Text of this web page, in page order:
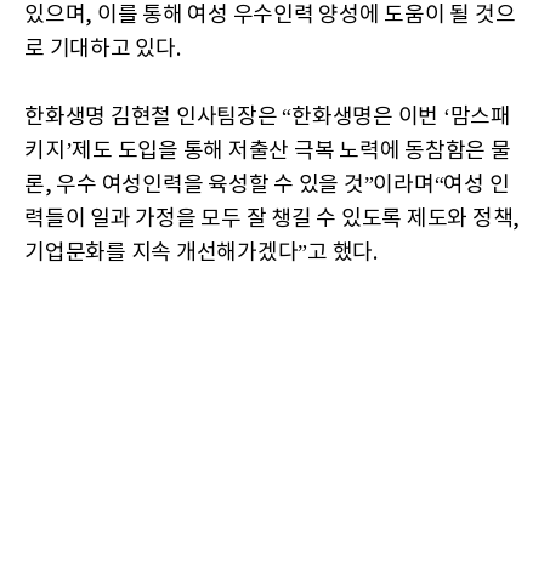
있으며, 이를 통해 여성 우수인력 양성에 도움이 될 것으
로 기대하고 있다.
한화생명 김현철 인사팀장은 “한화생명은 이번 ‘맘스패
키지’제도 도입을 통해 저출산 극복 노력에 동참함은 물
론, 우수 여성인력을 육성할 수 있을 것”이라며“여성 인
력들이 일과 가정을 모두 잘 챙길 수 있도록 제도와 정책,
기업문화를 지속 개선해가겠다”고 했다.